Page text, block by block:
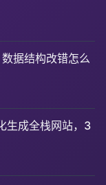
据结构改错怎么
生成全栈网站，3